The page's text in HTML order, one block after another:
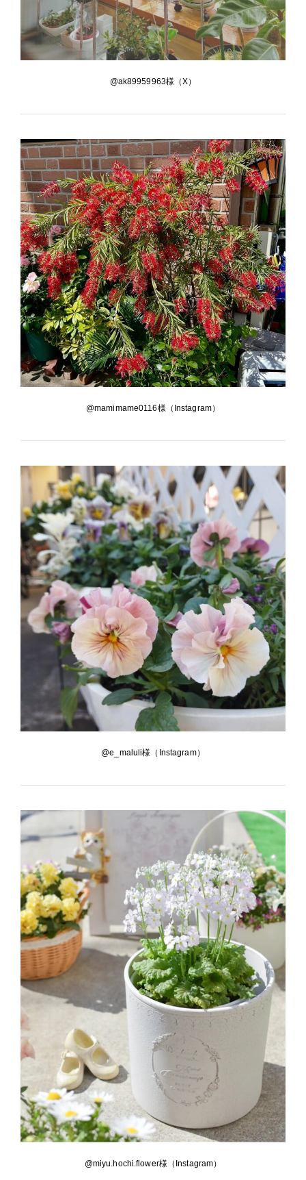
@ak89959963様（X）
@mamimame0116様（Instagram）
@e_maluli様（Instagram）
@miyu.hochi.flower様（Instagram）